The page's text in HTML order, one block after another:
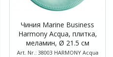
Чиния Marine Business
Harmony Acqua, плитка,
меламин, Ø 21.5 см
Art. Nr.: 38003 HARMONY Acqua